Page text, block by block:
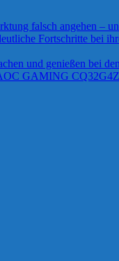
falsch angehen –
Fortschritte bei
und genießen bei
GAMING